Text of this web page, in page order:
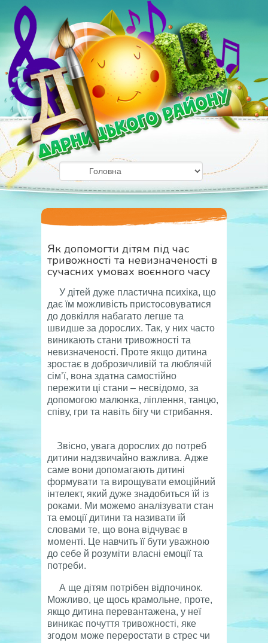
Як допомогти дітям під час
тривожності та невизначеності в
сучасних умовах воєнного часу
У дітей дуже пластична психіка, що
дає їм можливість пристосовуватися
до довкілля набагато легше та
швидше за дорослих. Так, у них часто
виникають стани тривожності та
невизначеності. Проте якщо дитина
зростає в доброзичливій та люблячій
сім’ї, вона здатна самостійно
пережити ці стани – несвідомо, за
допомогою малюнка, ліплення, танцю,
співу, гри та навіть бігу чи стрибання.
Звісно, увага дорослих до потреб
дитини надзвичайно важлива. Адже
саме вони допомагають дитині
формувати та вирощувати емоційний
інтелект, який дуже знадобиться їй із
роками. Ми можемо аналізувати стан
та емоції дитини та називати їй
словами те, що вона відчуває в
моменті. Це навчить її бути уважною
до себе й розуміти власні емоції та
потреби.
А ще дітям потрібен відпочинок.
Можливо, це щось крамольне, проте,
якщо дитина перевантажена, у неї
виникає почуття тривожності, яке
згодом може переростати в стрес чи